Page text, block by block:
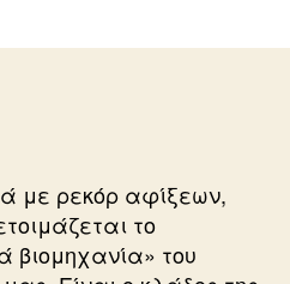
με ρεκόρ αφίξεων,
το
βιομηχανία» του